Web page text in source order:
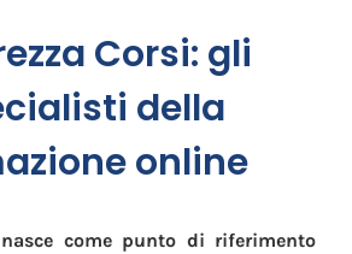
Corsi: gli
della
online
come punto di riferimento